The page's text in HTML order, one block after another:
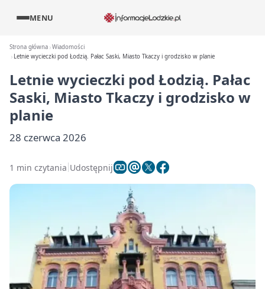
MENU
Strona główna Wiadomości
Letnie wycieczki pod Łodzią. Pałac Saski, Miasto Tkaczy i grodzisko w planie
Letnie wycieczki pod Łodzią. Pałac
Saski, Miasto Tkaczy i grodzisko w
planie
28 czerwca 2026
1 min czytania Udostępnij